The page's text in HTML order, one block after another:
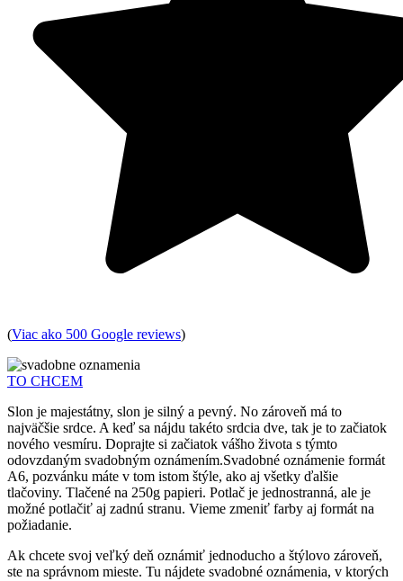
(Viac ako 500 Google reviews)
TO CHCEM
Slon je majestátny, slon je silný a pevný. No zároveň má to
najväčšie srdce. A keď sa nájdu takéto srdcia dve, tak je to začiatok
nového vesmíru. Doprajte si začiatok vášho života s týmto
odovzdaným svadobným oznámením.Svadobné oznámenie formát
A6, pozvánku máte v tom istom štýle, ako aj všetky ďalšie
tlačoviny. Tlačené na 250g papieri. Potlač je jednostranná, ale je
možné potlačiť aj zadnú stranu. Vieme zmeniť farby aj formát na
požiadanie.
Ak chcete svoj veľký deň oznámiť jednoducho a štýlovo zároveň,
ste na správnom mieste. Tu nájdete svadobné oznámenia, v ktorých